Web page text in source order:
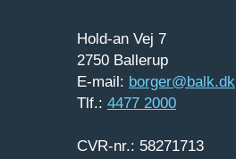
Hold-an Vej 7
2750 Ballerup
E-mail: borger@balk.dk
Tlf.: 4477 2000
CVR-nr.: 58271713